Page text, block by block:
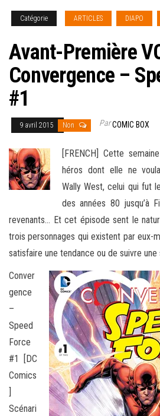
Catégorie ARTICLES DIAPO
Avant-Première
Convergence –
#1
9 avril 2015 Non ParCOMIC BOX
[FRENCH] Cette
héros dont elle ne
Wally West, celui qui fut
des années 80 jusqu’à
revenants… Et cet épisode sent le
trois personnages qui existent par eux-
satisfaire une tendance ou de suivre une
Conver
gence
–
Speed
Force
#1 [DC
Comics
]
Scénari